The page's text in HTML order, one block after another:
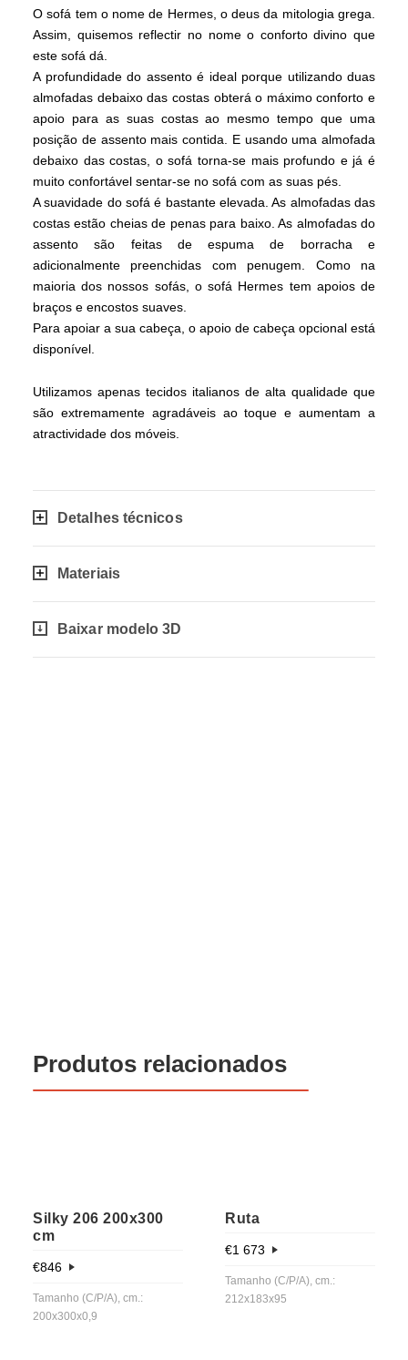
O sofá tem o nome de Hermes, o deus da mitologia grega.
Assim, quisemos reflectir no nome o conforto divino que
este sofá dá.
A profundidade do assento é ideal porque utilizando duas
almofadas debaixo das costas obterá o máximo conforto e
apoio para as suas costas ao mesmo tempo que uma
posição de assento mais contida. E usando uma almofada
debaixo das costas, o sofá torna-se mais profundo e já é
muito confortável sentar-se no sofá com as suas pés.
A suavidade do sofá é bastante elevada. As almofadas das
costas estão cheias de penas para baixo. As almofadas do
assento são feitas de espuma de borracha e
adicionalmente preenchidas com penugem. Como na
maioria dos nossos sofás, o sofá Hermes tem apoios de
braços e encostos suaves.
Para apoiar a sua cabeça, o apoio de cabeça opcional está
disponível.
Utilizamos apenas tecidos italianos de alta qualidade que
são extremamente agradáveis ao toque e aumentam a
atractividade dos móveis.
Detalhes técnicos
Materiais
Baixar modelo 3D
Produtos relacionados
Silky 206 200x300
cm
€846
Tamanho (C/P/A), cm.:
200x300x0,9
Ruta
€1 673
Tamanho (C/P/A), cm.:
212x183x95